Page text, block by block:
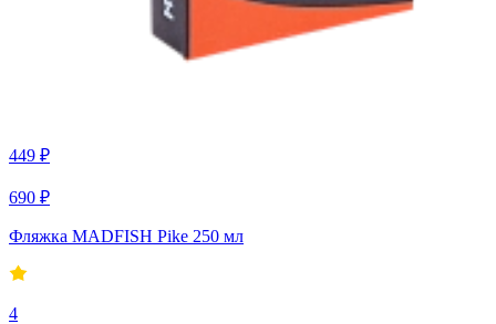
449 ₽
690 ₽
Фляжка MADFISH Pike 250 мл
4